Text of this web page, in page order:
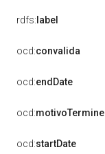
rdfs: label
ocd:convalida
ocd:endDate
ocd:motivoTermine
ocd:startDate